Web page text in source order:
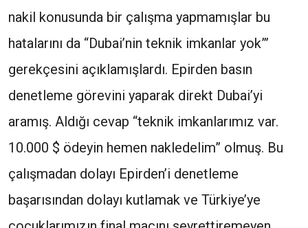
nakil konusunda bir çalışma yapmamışlar bu
hatalarını da “Dubai’nin teknik imkanlar yok”’
gerekçesini açıklamışlardı. Epirden basın
denetleme görevini yaparak direkt Dubai’yi
aramış. Aldığı cevap “teknik imkanlarımız var.
10.000 $ ödeyin hemen nakledelim” olmuş. Bu
çalışmadan dolayı Epirden’i denetleme
başarısından dolayı kutlamak ve Türkiye’ye